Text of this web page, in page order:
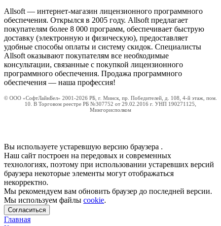
Allsoft — интернет-магазин лицензионного программного
обеспечения. Открылся в 2005 году. Allsoft предлагает
покупателям более 8 000 программ, обеспечивает быструю
доставку (электронную и физическую), предоставляет
удобные способы оплаты и систему скидок. Специалисты
Allsoft оказывают покупателям все необходимые
консультации, связанные с покупкой лицензионного
программного обеспечения. Продажа программного
обеспечения — наша профессия!
© ООО «СофтЛайнБел» 2001-2026 РБ, г. Минск, пр. Победителей, д. 108, 4-й этаж, пом.
10. В Торговом реестре РБ №307752 от 29.02.2016 г. УНП 190271125,
Мингорисполком
Вы используете устаревшую версию браузера .
Наш сайт построен на передовых и современных
технологиях, поэтому при использовании устаревших версий
браузера некоторые элементы могут отображаться
некорректно.
Мы рекомендуем вам обновить браузер до последней версии.
Мы используем файлы cookie.
Согласиться
Главная